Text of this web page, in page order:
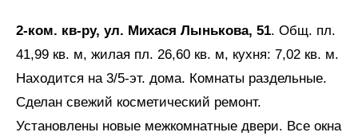
2-ком. кв-ру, ул. Михася Лынькова, 51. Общ. пл.
41,99 кв. м, жилая пл. 26,60 кв. м, кухня: 7,02 кв. м.
Находится на 3/5-эт. дома. Комнаты раздельные.
Сделан свежий косметический ремонт.
Установлены новые межкомнатные двери. Все окна